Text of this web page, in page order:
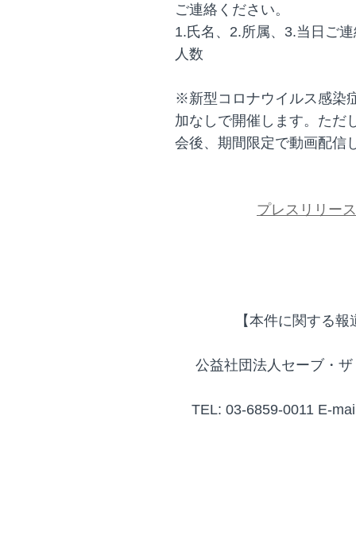
ご連絡ください。
1.氏名、2.所属、3.当日ご
人数
※新型コロナウイルス感染
加なしで開催します。ただ
会後、期間限定で動画配信
プレスリリー
【本件に関する
公益社団法人セーブ・
TEL: 03-6859-0011 E-